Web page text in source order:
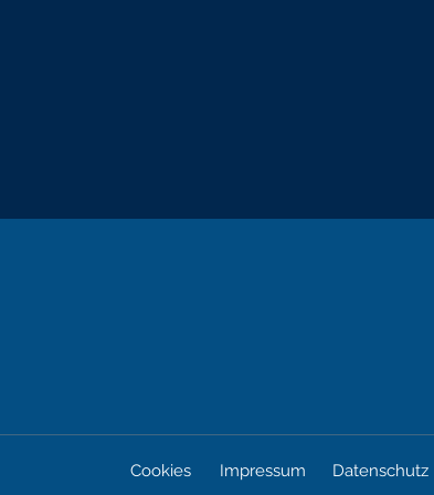
Cookies Impressum Datenschutz